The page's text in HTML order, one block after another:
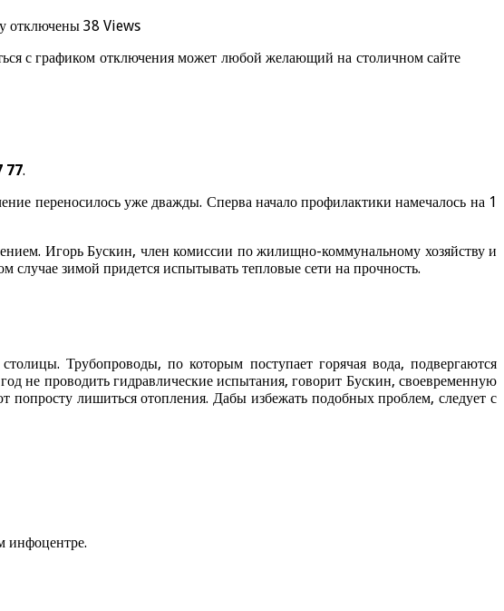
отключены 38 Views
с графиком отключения может любой желающий на столичном сайте
77.
переносилось уже дважды. Сперва начало профилактики намечалось на 1
Игорь Бускин, член комиссии по жилищно-коммунальному хозяйству и
зимой придется испытывать тепловые сети на прочность.
Трубопроводы, по которым поступает горячая вода, подвергаются
не проводить гидравлические испытания, говорит Бускин, своевременную
лишиться отопления. Дабы избежать подобных проблем, следует с
инфоцентре.